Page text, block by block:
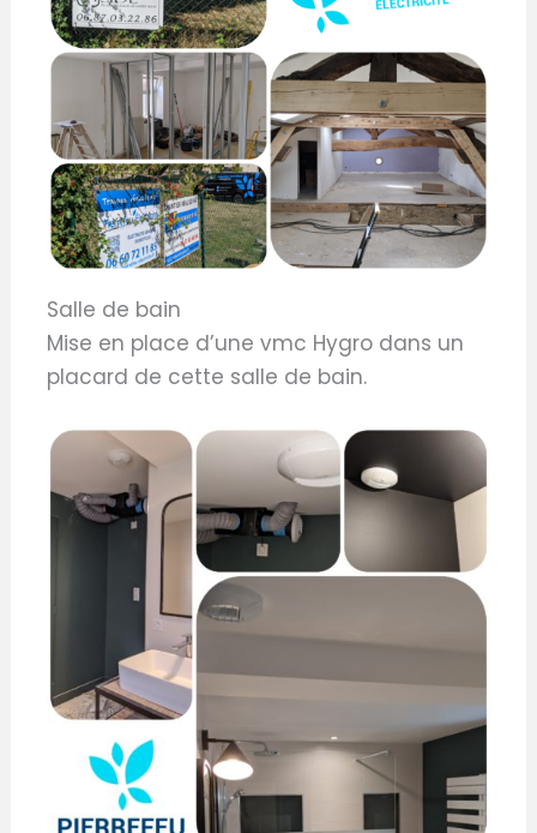
Salle de bain
Mise en place d’une vmc Hygro dans un
placard de cette salle de bain.